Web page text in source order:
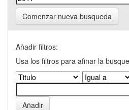
Comenzar nueva busqueda
Añadir filtros:
Usa los filtros para afinar la